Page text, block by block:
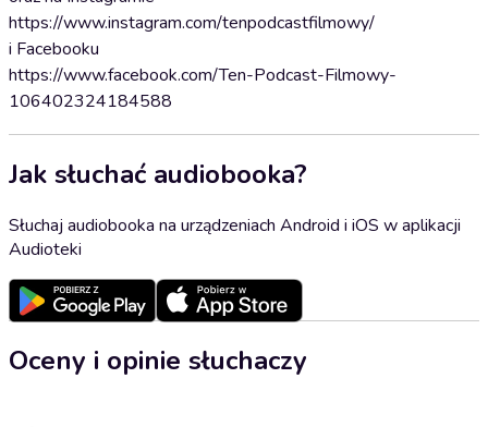
https://www.instagram.com/tenpodcastfilmowy/
i Facebooku
https://www.facebook.com/Ten-Podcast-Filmowy-
106402324184588
Jak słuchać audiobooka?
Słuchaj audiobooka na urządzeniach Android i iOS w aplikacji
Audioteki
Oceny i opinie słuchaczy